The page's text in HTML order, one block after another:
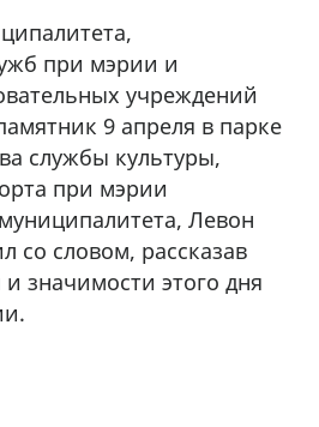
при мэрии и
учреждений
9 апреля в парке
службы культуры,
при мэрии
Левон
со словом, рассказав
значимости этого дня